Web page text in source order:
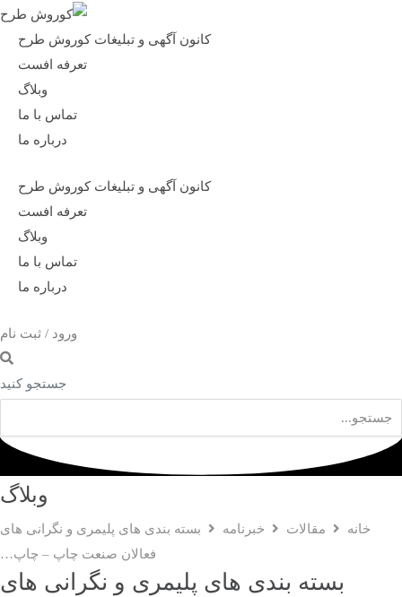
کانون آگهی و تبلیغات کوروش طرح
تعرفه افست
وبلاگ
تماس با ما
درباره ما
کانون آگهی و تبلیغات کوروش طرح
تعرفه افست
وبلاگ
تماس با ما
درباره ما
ورود / ثبت نام
جستجو کنید
وبلاگ
خانه مقالات خبرنامه
بسته‌ بندی‌ های پلیمری و نگرانی های
فعالان صنعت چاپ – چاپ…
بسته‌ بندی‌ های پلیمری و نگرانی های